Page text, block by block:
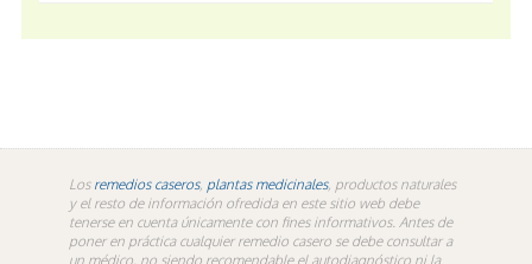
Los remedios caseros, plantas medicinales, productos naturales
y el resto de información ofredida en este sitio web debe
tenerse en cuenta únicamente con fines informativos. Antes de
poner en práctica cualquier remedio casero se debe consultar a
un médico, no siendo recomendable el autodiagnóstico ni la